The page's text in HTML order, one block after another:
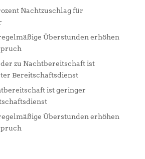
Nachtzuschlag für
Überstunden erhöhen
zu Nachtbereitschaft ist
Bereitschaftsdienst
ist geringer
Überstunden erhöhen